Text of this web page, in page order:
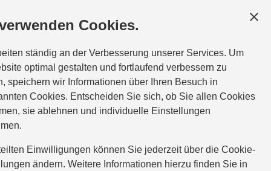
Cookies.
ständig an der Verbesserung unserer Services. Um
optimal gestalten und fortlaufend verbessern zu
speichern wir Informationen über Ihren Besuch in
Cookies. Entscheiden Sie sich, ob Sie allen Cookies
sie ablehnen und individuelle Einstellungen
Einwilligungen können Sie jederzeit über die Cookie-
ändern. Weitere Informationen hierzu finden Sie in
eisentraeger@suzuki-handel.de
für